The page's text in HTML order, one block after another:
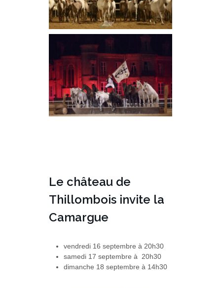
Le château de
Thillombois invite la
Camargue
vendredi 16 septembre à 20h30
samedi 17 septembre à 20h30
dimanche 18 septembre à 14h30